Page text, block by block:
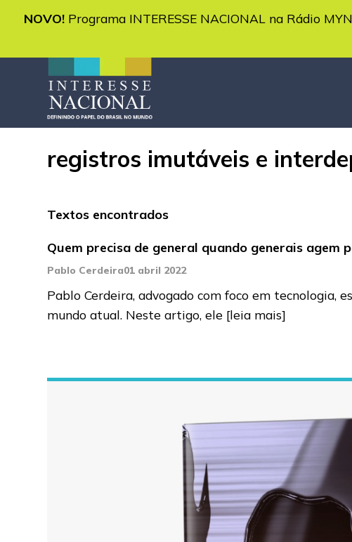
NOVO! Programa INTERESSE NACIONAL na Rádio
registros imutáveis e
Textos encontrados
Quem precisa de general quando generais agem
Pablo Cerdeira01 abril 2022
Pablo Cerdeira, advogado com foco em tecnologia,
mundo atual. Neste artigo, ele [leia mais]